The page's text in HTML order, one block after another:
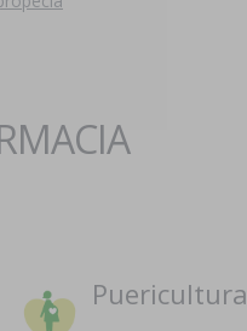
Puericultura